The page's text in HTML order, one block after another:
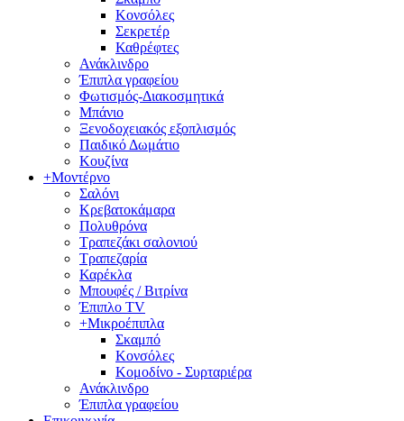
Κονσόλες
Σεκρετέρ
Καθρέφτες
Ανάκλινδρο
Έπιπλα γραφείου
Φωτισμός-Διακοσμητικά
Μπάνιο
Ξενοδοχειακός εξοπλισμός
Παιδικό Δωμάτιο
Κουζίνα
+Μοντέρνο
Σαλόνι
Κρεβατοκάμαρα
Πολυθρόνα
Τραπεζάκι σαλονιού
Τραπεζαρία
Καρέκλα
Μπουφές / Βιτρίνα
Έπιπλο TV
+Μικροέπιπλα
Σκαμπό
Κονσόλες
Κομοδίνο - Συρταριέρα
Ανάκλινδρο
Έπιπλα γραφείου